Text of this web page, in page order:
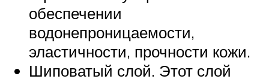
обеспечении
водонепроницаемости,
эластичности, прочности кожи.
Шиповатый слой. Этот слой